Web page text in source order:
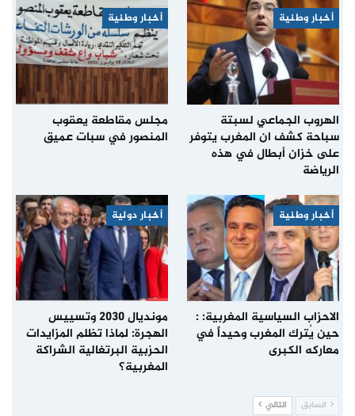
أخبار وطنية
الهروب الجماعي لسبتة
سباحة كشف ان المغرب يتوفر
على خزان أبطال في هذه
الرياضة
أخبار وطنية
مجلس مقاطعة يعقوب
المنصور في سبات عميق
أخبار وطنية
الاحزاب السياسية المغربية: :
حين يُترك المغرب وحيداً في
معاركه الكبرى
أخبار دولية
مونديال 2030 وتسييس
الهجرة: لماذا تظلم المزايدات
الحزبية البرتغالية الشراكة
المغربية؟
السابق التالي